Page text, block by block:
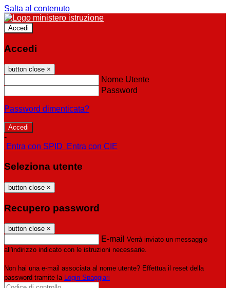
Salta al contenuto
Accedi
Accedi
button close ×
Nome Utente
Password
Password dimenticata?
-
Entra con SPID
Entra con CIE
Seleziona utente
button close ×
Recupero password
button close ×
E-mail Verrà inviato un messaggio
all'indirizzo indicato con le istruzioni necessarie.
Non hai una e-mail associata al nome utente? Effettua il reset della
password tramite la Login Spaggiari